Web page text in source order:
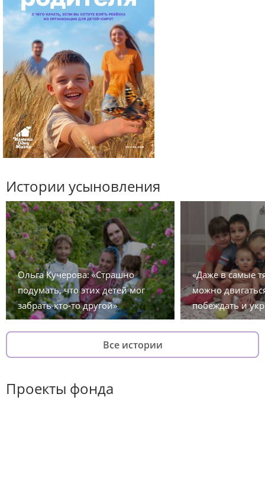
Истории усыновления
Ольга Кучерова: «Страшно
подумать, что этих детей мог
забрать кто-то другой»
«Даже в самые
можно
побеждать и
Все истории
Проекты фонда